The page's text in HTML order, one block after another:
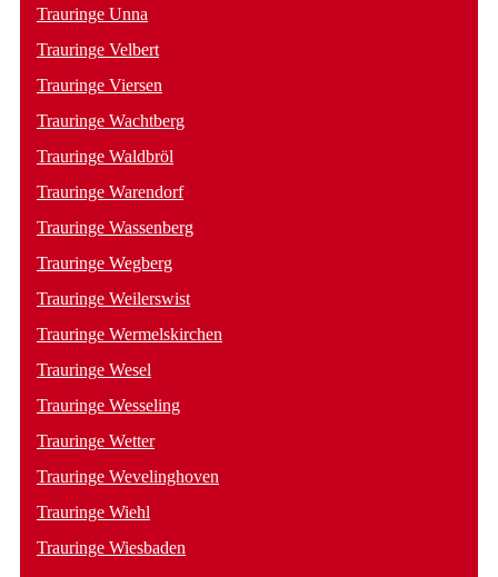
Trauringe Unna
Trauringe Velbert
Trauringe Viersen
Trauringe Wachtberg
Trauringe Waldbröl
Trauringe Warendorf
Trauringe Wassenberg
Trauringe Wegberg
Trauringe Weilerswist
Trauringe Wermelskirchen
Trauringe Wesel
Trauringe Wesseling
Trauringe Wetter
Trauringe Wevelinghoven
Trauringe Wiehl
Trauringe Wiesbaden